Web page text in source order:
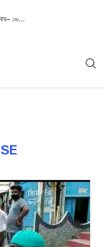
১৬...